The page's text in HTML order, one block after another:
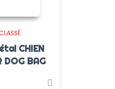
CHIEN
DOG BAG